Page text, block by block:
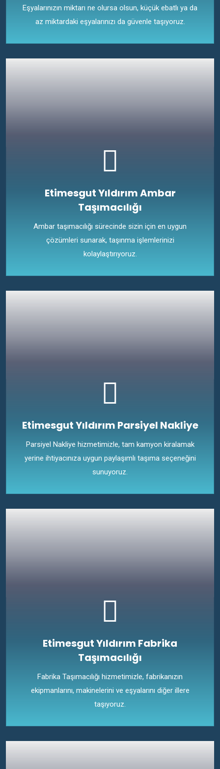
Eşyalarınızın miktarı ne olursa olsun, küçük ebatlı ya da
az miktardaki eşyalarınızı da güvenle taşıyoruz.
Etimesgut Yıldırım Ambar
Taşımacılığı
Ambar taşımacılığı sürecinde sizin için en uygun
çözümleri sunarak, taşınma işlemlerinizi
kolaylaştırıyoruz.
Etimesgut Yıldırım Parsiyel Nakliye
Parsiyel Nakliye hizmetimizle, tam kamyon kiralamak
yerine ihtiyacınıza uygun paylaşımlı taşıma seçeneğini
sunuyoruz.
Etimesgut Yıldırım Fabrika
Taşımacılığı
Fabrika Taşımacılığı hizmetimizle, fabrikanızın
ekipmanlarını, makinelerini ve eşyalarını diğer illere
taşıyoruz.